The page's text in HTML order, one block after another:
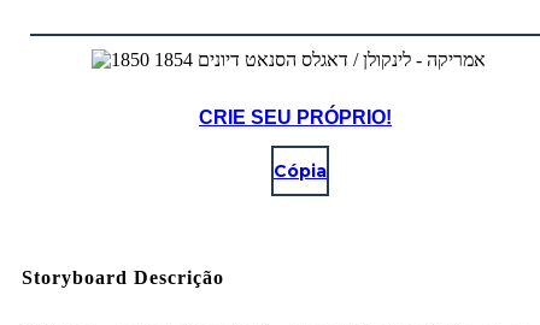
CRIE SEU PRÓPRIO!
Cópia
Storyboard Descrição